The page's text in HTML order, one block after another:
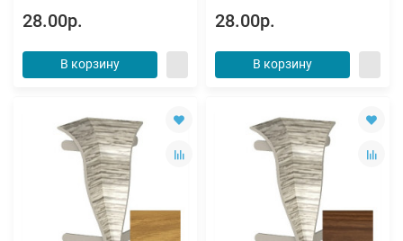
28.00р.
В корзину
28.00р.
В корзину